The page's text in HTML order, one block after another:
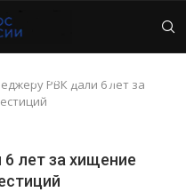
РВК дали 6 лет за
лет за хищение